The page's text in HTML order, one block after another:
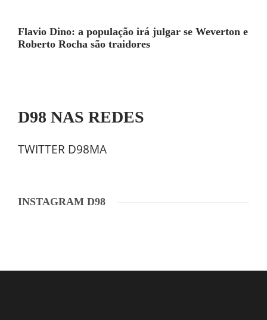
Flavio Dino: a população irá julgar se Weverton e
Roberto Rocha são traidores
D98 NAS REDES
TWITTER D98MA
INSTAGRAM D98